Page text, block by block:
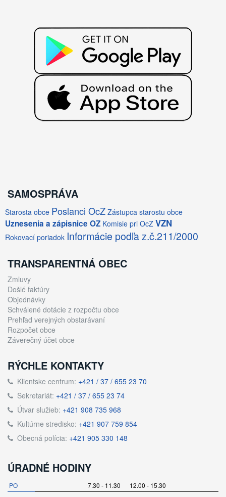
SAMOSPRÁVA
Starosta obce Poslanci OcZ Zástupca starostu obce
Uznesenia a zápisnice OZ Komisie pri OcZ VZN
Rokovací poriadok Informácie podľa z.č.211/2000
TRANSPARENTNÁ OBEC
Zmluvy
Došlé faktúry
Objednávky
Schválené dotácie z rozpočtu obce
Prehľad verejných obstarávaní
Rozpočet obce
Záverečný účet obce
RÝCHLE KONTAKTY
Klientske centrum: +421 / 37 / 655 23 70
Sekretariát: +421 / 37 / 655 23 74
Útvar služieb: +421 908 735 968
Kultúrne stredisko: +421 907 759 854
Obecná polícia: +421 905 330 148
ÚRADNÉ HODINY
PO
7.30 - 11.30 12.00 - 15.30